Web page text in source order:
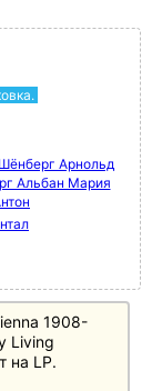
Арнольд
Альбан Мария
1908-
Living
на LP.